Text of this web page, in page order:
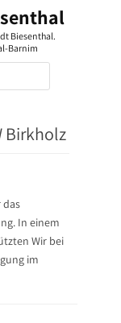
Biesenthal.
Barnim
Birkholz
das
In einem
Wir bei
im